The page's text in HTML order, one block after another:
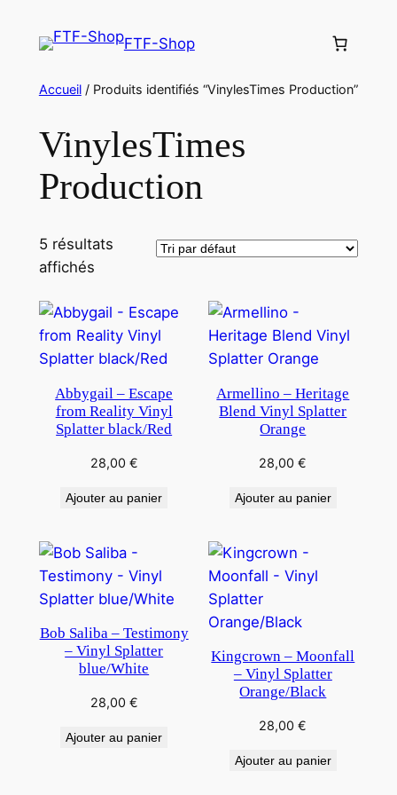
FTF-Shop
Accueil/ Produits identifiés “VinylesTimes Production”
VinylesTimes
Production
5 résultats
affichés
Abbygail – Escape
from Reality Vinyl
Splatter black/Red
28,00 €
Ajouter au panier
Armellino – Heritage
Blend Vinyl Splatter
Orange
28,00€
Ajouter au panier
Bob Saliba – Testimony
– Vinyl Splatter
blue/White
28,00 €
Ajouter au panier
Kingcrown – Moonfall
– Vinyl Splatter
Orange/Black
28,00€
Ajouter au panier